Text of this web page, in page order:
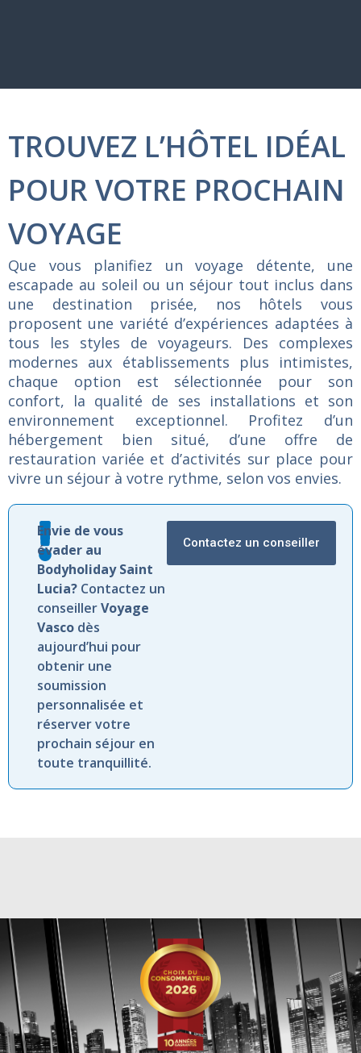
TROUVEZ L’HÔTEL IDÉAL
POUR VOTRE PROCHAIN
VOYAGE
Que vous planifiez un voyage détente, une
escapade au soleil ou un séjour tout inclus dans
une destination prisée, nos hôtelsvous
proposent une variété d’expériences adaptées à
tous les styles de voyageurs. Des complexes
modernes aux établissements plus intimistes,
chaque option est sélectionnée pour son
confort, la qualité de ses installations et son
environnement exceptionnel. Profitez d’un
hébergement bien situé, d’une offre de
restauration variée et d’activités sur place pour
vivre un séjour à votre rythme, selon vos envies.
Envie de vous
évader au
Bodyholiday Saint
Lucia? Contactez un
conseillerVoyage
Vasco dès
aujourd’hui pour
obtenir une
soumission
personnalisée et
réserver votre
prochain séjour en
toute tranquillité.
Contactez un conseiller